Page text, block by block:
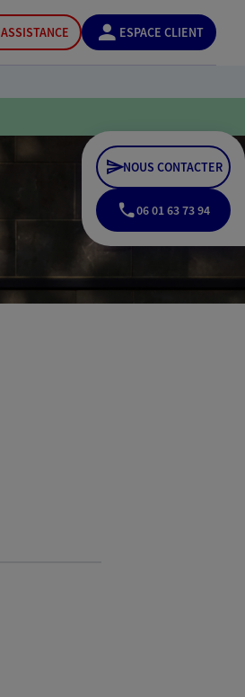
ASSISTANCE ESPACE CLIENT
NOUS CONTACTER
06 01 63 73 94